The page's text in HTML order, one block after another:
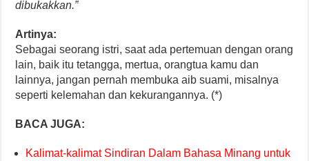
dibukakkan.”
Artinya:
Sebagai seorang istri, saat ada pertemuan dengan orang
lain, baik itu tetangga, mertua, orangtua kamu dan
lainnya, jangan pernah membuka aib suami, misalnya
seperti kelemahan dan kekurangannya. (*)
BACA JUGA:
Kalimat-kalimat Sindiran Dalam Bahasa Minang untuk